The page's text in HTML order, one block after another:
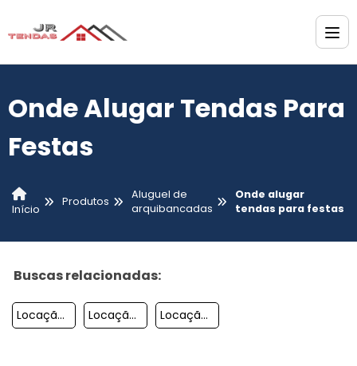
Onde Alugar Tendas Para
Festas
Início
Produtos
Aluguel de
arquibancadas
Onde alugar
tendas para festas
Buscas relacionadas:
Locação De Tendas Em Porto Feliz Locação Tenda Cristal Locação De Tendas Para Festas Sp